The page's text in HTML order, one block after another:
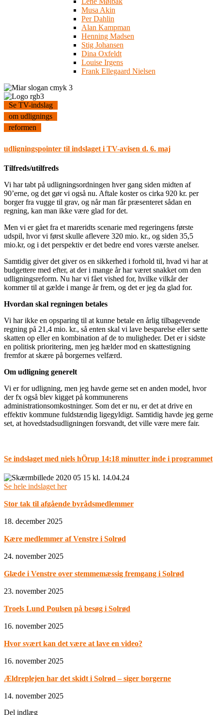
Musa Akin
Per Dahlin
Alan Kampman
Henning Madsen
Stig Johansen
Dina Oxfeldt
Louise Irgens
Frank Ellegaard Nielsen
Se TV-indslag
om udlignings
reformen
udligningspointer til indslaget i TV-avisen d. 6. maj
Tilfreds/utilfreds
Vi har tabt på udligningsordningen hver gang siden midten af
90’erne, og det gør vi også nu. Aftale koster os cirka 920 kr. per
borger fra vugge til grav, og når man får præsenteret sådan en
regning, kan man ikke være glad for det.
Men vi er gået fra et mareridts scenarie med regeringens første
udspil, hvor vi først skulle aflevere 320 mio. kr., og siden 35,5
mio.kr, og i det perspektiv er det bedre end vores værste anelser.
Samtidig giver det giver os en sikkerhed i forhold til, hvad vi har at
budgettere med efter, at der i mange år har været snakket om den
udligningsreform. Nu har vi fået vished for, hvilke vilkår der
kommer til at gælde i mange år frem, og det er jeg da glad for.
Hvordan skal regningen betales
Vi har ikke en opsparing til at kunne betale en årlig tilbagevende
regning på 21,4 mio. kr., så enten skal vi lave besparelse eller sætte
skatten op eller en kombination af de to muligheder. Det er i sidste
en politisk prioritering, men jeg hælder mod en skattestigning
fremfor at skære på borgernes velfærd.
Om udligning generelt
Vi er for udligning, men jeg havde gerne set en anden model, hvor
der fx også blev kigget på kommunerens
administrationsomkostninger. Som det er nu, er det at drive en
effektiv kommune fuldstændig ligegyldigt. Samtidig havde jeg gerne
set, at hovedstadsudligningen forsvandt, det ville være mere fair.
Se indslaget med niels hÖrup 14:18 minutter inde i programmet
Se hele indslaget her
Stor tak til afgående byrådsmedlemmer
18. december 2025
Kære medlemmer af Venstre i Solrød
24. november 2025
Glæde i Venstre over stemmemæssig fremgang i Solrød
23. november 2025
Troels Lund Poulsen på besøg i Solrød
16. november 2025
Hvor svært kan det være at lave en video?
16. november 2025
Ældreplejen har det skidt i Solrød – siger borgerne
14. november 2025
Del indlæg